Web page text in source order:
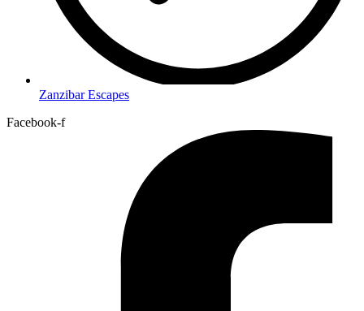
Zanzibar Escapes
Facebook-f